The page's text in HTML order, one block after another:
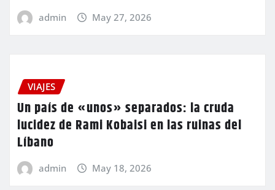
admin May 27, 2026
VIAJES
Un país de «unos» separados: la cruda
lucidez de Rami Kobaisi en las ruinas del
Líbano
admin May 18, 2026